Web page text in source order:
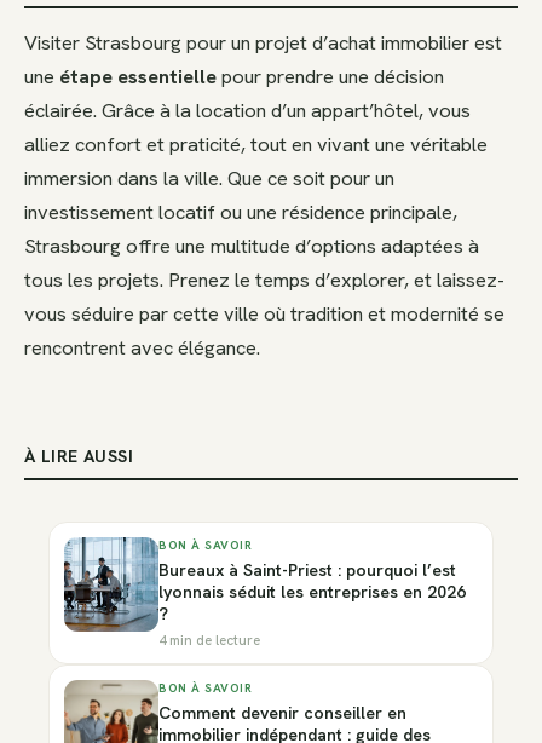
Visiter Strasbourg pour un projet d’achat immobilier est
une étape essentiellepour prendre une décision
éclairée. Grâce à la location d’un appart’hôtel, vous
alliez confort et praticité, tout en vivant une véritable
immersion dans la ville. Que ce soit pour un
investissement locatif ou une résidence principale,
Strasbourg offre une multitude d’options adaptées à
tous les projets. Prenez le temps d’explorer, et laissez-
vous séduire par cette ville où tradition et modernité se
rencontrent avec élégance.
À LIRE AUSSI
BON À SAVOIR
Bureaux à Saint-Priest : pourquoi l’est
lyonnais séduit les entreprises en 2026
?
4 min de lecture
BON À SAVOIR
Comment devenir conseiller en
immobilier indépendant : guide des